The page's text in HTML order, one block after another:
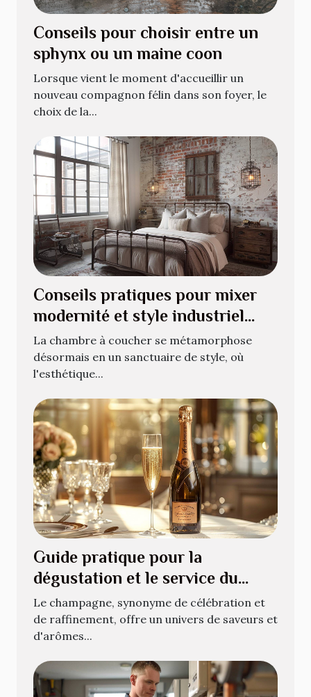
Conseils pour choisir entre un
sphynx ou un maine coon
Lorsque vient le moment d'accueillir un
nouveau compagnon félin dans son foyer, le
choix de la...
Conseils pratiques pour mixer
modernité et style industriel
dans votre chambre
La chambre à coucher se métamorphose
désormais en un sanctuaire de style, où
l'esthétique...
Guide pratique pour la
dégustation et le service du
champagne
Le champagne, synonyme de célébration et
de raffinement, offre un univers de saveurs et
d'arômes...